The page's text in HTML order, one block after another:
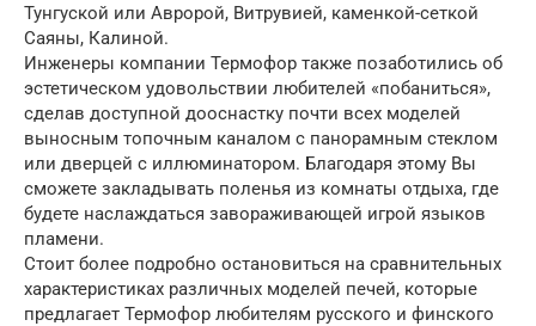
Тунгуской или Авророй, Витрувией, каменкой-сеткой
Саяны, Калиной.
Инженеры компании Термофор также позаботились об
эстетическом удовольствии любителей «побаниться»,
сделав доступной дооснастку почти всех моделей
выносным топочным каналом с панорамным стеклом
или дверцей с иллюминатором. Благодаря этому Вы
сможете закладывать поленья из комнаты отдыха, где
будете наслаждаться завораживающей игрой языков
пламени.
Стоит более подробно остановиться на сравнительных
характеристиках различных моделей печей, которые
предлагает Термофор любителям русского и финского